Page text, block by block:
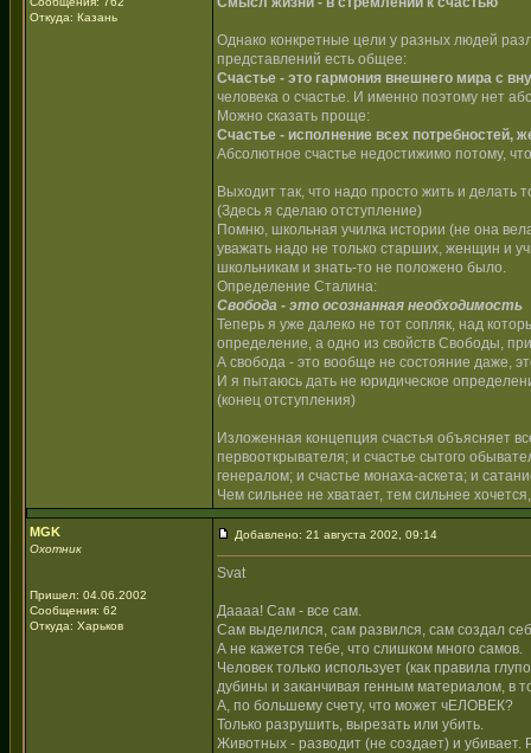
Откуда: Казань
Однако конкретные цели у разных людей
представлений есть общее:
Счастье - это гармония внешнего мира с
человека о счастье. И именно поэтому нет
Можно сказать проще:
Счастье - исполнение всех потребностей,
Абсолютное счастье недостижимо потому,
Выходит так, что надо просто жить и делать
(Здесь я сделаю отступление)
Помню, школьная училка истории (не она
уважать надо не только старших, женщин и
школьникам и знать-то не положено было.
Определение Сталина:
Свобода - это осознанная необходимость
Теперь я уже далеко не тот сопляк, над
определение, а одно из свойств Свободы,
А свобода - это вообще не состояние даже,
И я пытаюсь дать не юридическое
(конец отступления)
Изложенная концепция счастья объясняет
первооткрывателя; и счастье сытого
генералом; и счастье монаха-аскета; и
Чем сильнее не хватает, тем сильнее
MGK
Охотник
Пришел: 04.06.2002
Сообщения: 62
Откуда: Харьков
Добавлено: 21 августа 2002, 09:14
Svat
Даааа! Сам - все сам.
Сам выделился, сам развился, сам создал
А не кажется тебе, что слишком много самов.
Человек только использует (как правила
дубины и заканчивая генным материалом, в
А, по большему счету, что может чЕЛОВЕК?
Только разрушить, вырезать или убить.
Животных - разводит (не создает) и убивает.